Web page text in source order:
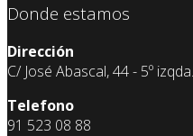
Donde estamos
Dirección
C/ José Abascal, 44 - 5º
Telefono
91 523 08 88